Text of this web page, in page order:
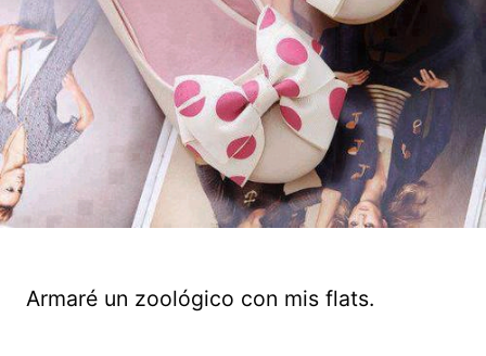
Armaré un zoológico con mis flats.